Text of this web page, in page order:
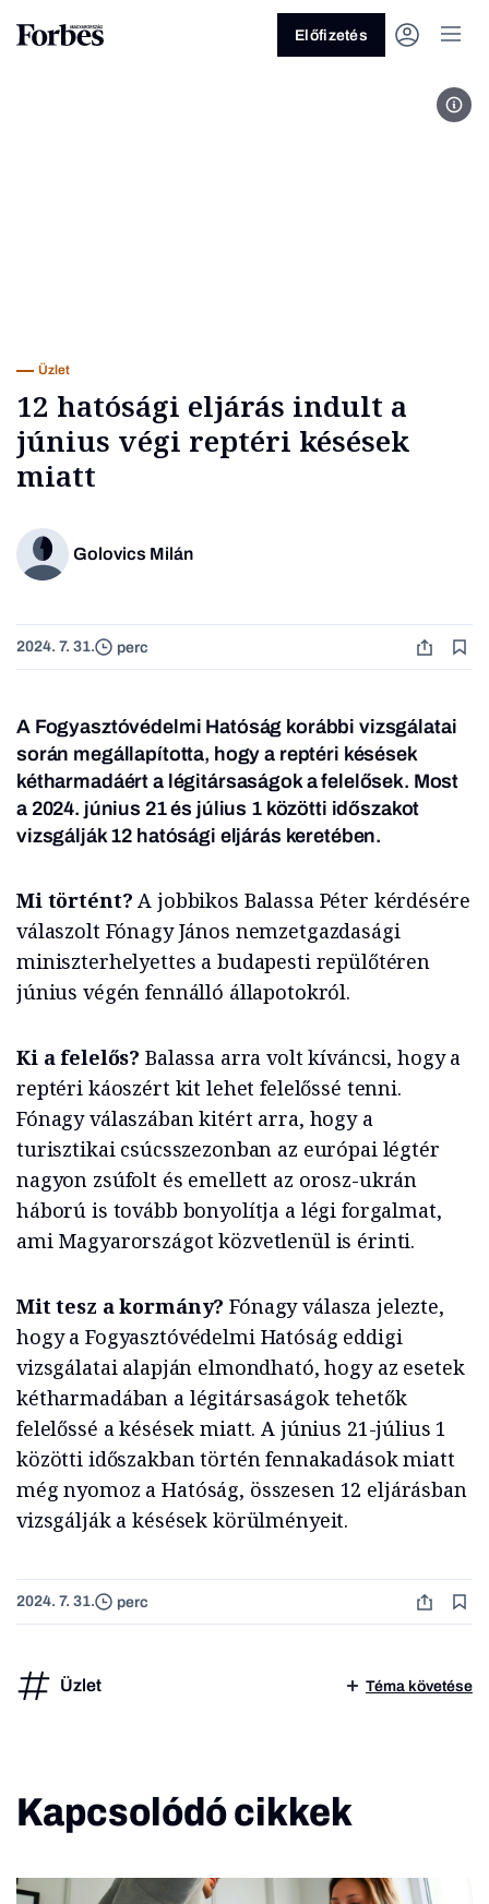
Előfizetés
Üzlet
12 hatósági eljárás indult a
június végi reptéri késések
miatt
Golovics Milán
2024. 7. 31. perc
A Fogyasztóvédelmi Hatóság korábbi vizsgálatai
során megállapította, hogy a reptéri késések
kétharmadáért a légitársaságok a felelősek. Most
a 2024. június 21 és július 1 közötti időszakot
vizsgálják 12 hatósági eljárás keretében.
Mi történt?A jobbikos Balassa Péter kérdésére
válaszolt Fónagy János nemzetgazdasági
miniszterhelyettes a budapesti repülőtéren
június végén fennálló állapotokról.
Ki a felelős? Balassa arra volt kíváncsi, hogy a
reptéri káoszért kit lehet felelőssé tenni.
Fónagy válaszában kitért arra, hogy a
turisztikai csúcsszezonban az európai légtér
nagyon zsúfolt és emellett az orosz-ukrán
háború is tovább bonyolítja a légi forgalmat,
ami Magyarországot közvetlenül is érinti.
Mit tesz a kormány? Fónagy válasza jelezte,
hogy a Fogyasztóvédelmi Hatóság eddigi
vizsgálatai alapján elmondható, hogy az esetek
kétharmadában a légitársaságok tehetők
felelőssé a késések miatt. A június 21-július 1
közötti időszakban történ fennakadások miatt
még nyomoz a Hatóság, összesen 12 eljárásban
vizsgálják a késések körülményeit.
2024. 7. 31. perc
Üzlet Téma követése
Kapcsolódó cikkek